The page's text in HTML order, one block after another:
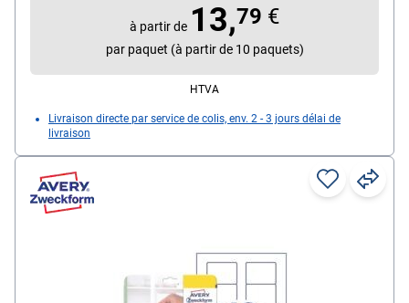
à partir de 13,79 €
par paquet (à partir de 10 paquets)
HTVA
Livraison directe par service de colis, env. 2 - 3 jours délai de
livraison